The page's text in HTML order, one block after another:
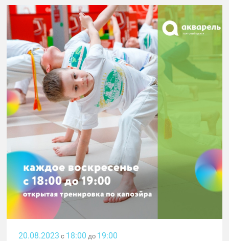
20.08.2023 с 18:00 до 19:00